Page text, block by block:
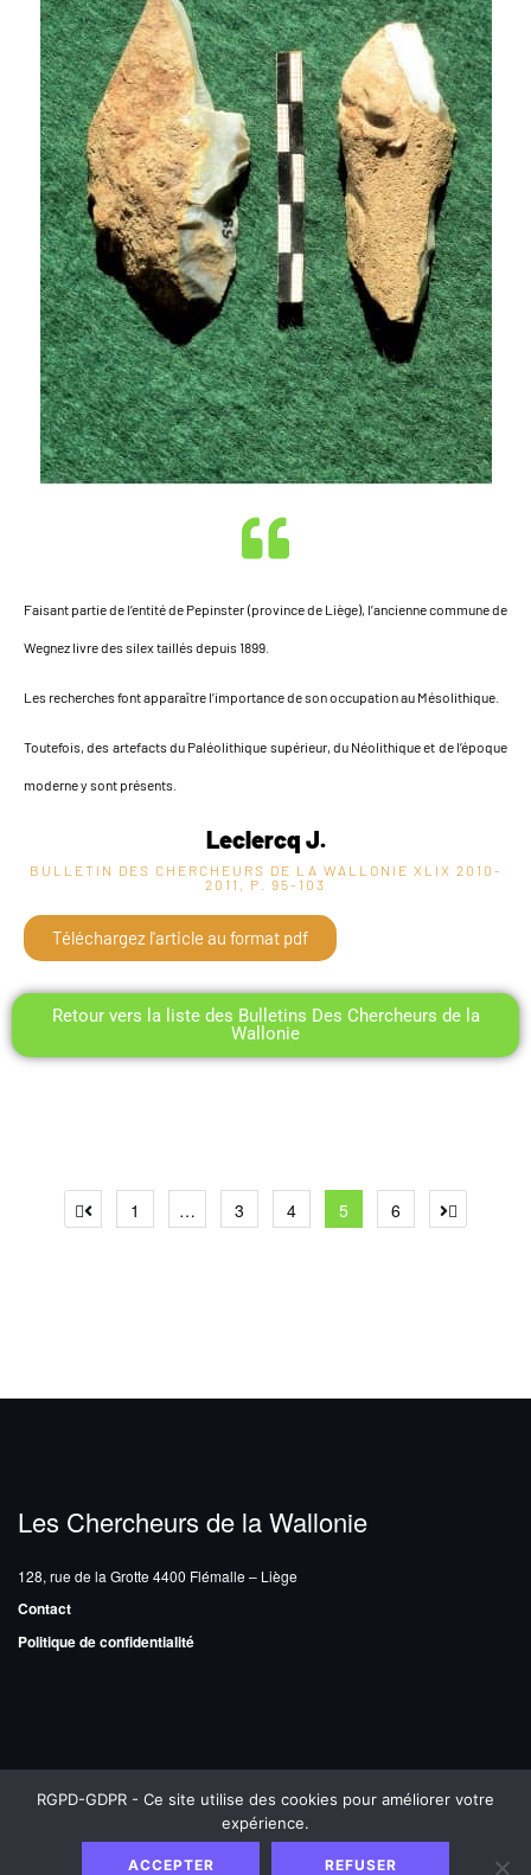
Faisant partie de l’entité de Pepinster (province de Liège), l’ancienne commune de
Wegnez livre des silex taillés depuis 1899.
Les recherches font apparaître l’importance de son occupation au Mésolithique.
Toutefois, des artefacts du Paléolithique supérieur, du Néolithique et de l’époque
moderne y sont présents.
Leclercq J.
BULLETIN DES CHERCHEURS DE LA WALLONIE XLIX 2010-
2011, P. 95-103
Téléchargez l'article au format pdf
Retour vers la liste des Bulletins Des Chercheurs de la
Wallonie
1 … 3 4 5 6
Les Chercheurs de la Wallonie
128, rue de la Grotte 4400 Flémalle – Liège
Contact
Politique de confidentialité
Les Chercheurs de la WallonieCopyright © 2026 - Une création
Françoise BanierMAINTENANCE DE SITES INTERNET |
THIERRYMAESEN.BE
RGPD-GDPR - Ce site utilise des cookies pour améliorer votre
expérience.
ACCEPTER REFUSER